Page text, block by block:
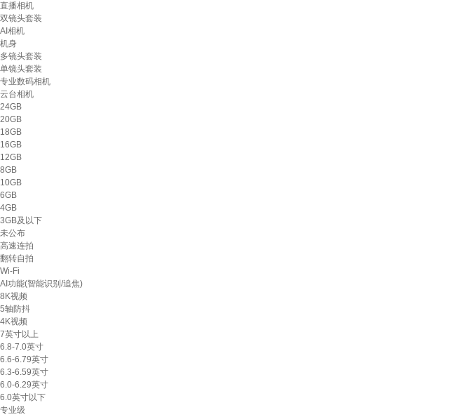
直播相机
双镜头套装
AI相机
机身
多镜头套装
单镜头套装
专业数码相机
云台相机
24GB
20GB
18GB
16GB
12GB
8GB
10GB
6GB
4GB
3GB及以下
未公布
高速连拍
翻转自拍
Wi-Fi
AI功能(智能识别/追焦)
8K视频
5轴防抖
4K视频
7英寸以上
6.8-7.0英寸
6.6-6.79英寸
6.3-6.59英寸
6.0-6.29英寸
6.0英寸以下
专业级